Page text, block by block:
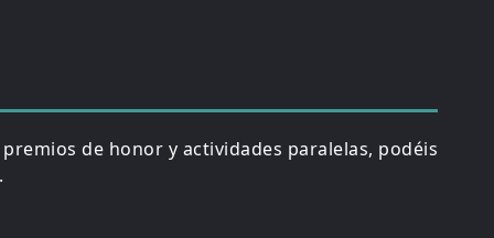
de honor y actividades paralelas, podéis